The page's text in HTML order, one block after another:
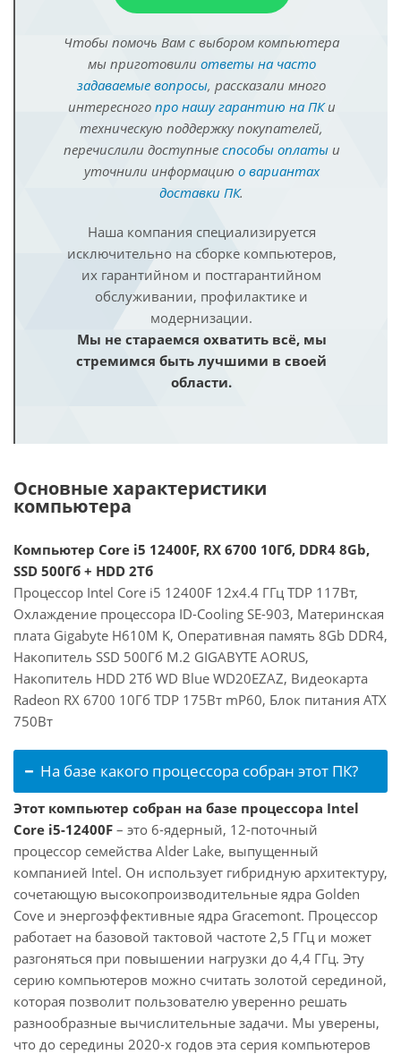
Чтобы помочь Вам с выбором компьютера
мы приготовили ответы на часто
задаваемые вопросы, рассказали много
интересного про нашу гарантию на ПКи
техническую поддержку покупателей,
перечислили доступные способы оплатыи
уточнили информацию о вариантах
доставки ПК.
Наша компания специализируется
исключительно на сборке компьютеров,
их гарантийном и постгарантийном
обслуживании, профилактике и
модернизации.
Мы не стараемся охватить всё, мы
стремимся быть лучшими в своей
области.
Основные характеристики
компьютера
Компьютер Core i5 12400F, RX 6700 10Гб, DDR4 8Gb,
SSD 500Гб + HDD 2Тб
Процессор Intel Core i5 12400F 12x4.4 ГГц TDP 117Вт,
Охлаждение процессора ID-Cooling SE-903, Материнская
плата Gigabyte H610M K, Оперативная память 8Gb DDR4,
Накопитель SSD 500Гб M.2 GIGABYTE AORUS,
Накопитель HDD 2Тб WD Blue WD20EZAZ, Видеокарта
Radeon RX 6700 10Гб TDP 175Вт mP60, Блок питания ATX
750Вт
На базе какого процессора собран этот ПК?
Этот компьютер собран на базе процессора Intel
Core i5-12400F – это 6-ядерный, 12-поточный
процессор семейства Alder Lake, выпущенный
компанией Intel. Он использует гибридную архитектуру,
сочетающую высокопроизводительные ядра Golden
Cove и энергоэффективные ядра Gracemont. Процессор
работает на базовой тактовой частоте 2,5 ГГц и может
разгоняться при повышении нагрузки до 4,4 ГГц. Эту
серию компьютеров можно считать золотой серединой,
которая позволит пользователю уверенно решать
разнообразные вычислительные задачи. Мы уверены,
что до середины 2020-х годов эта серия компьютеров